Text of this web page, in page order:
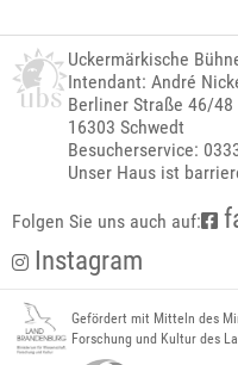
Uckermärkische
Intendant: André
Berliner Straße 46/48
16303 Schwedt
Besucherservice:
Unser Haus ist
Folgen Sie uns auch auf:
Instagram
Gefördert mit Mitteln des
Forschung und Kultur des